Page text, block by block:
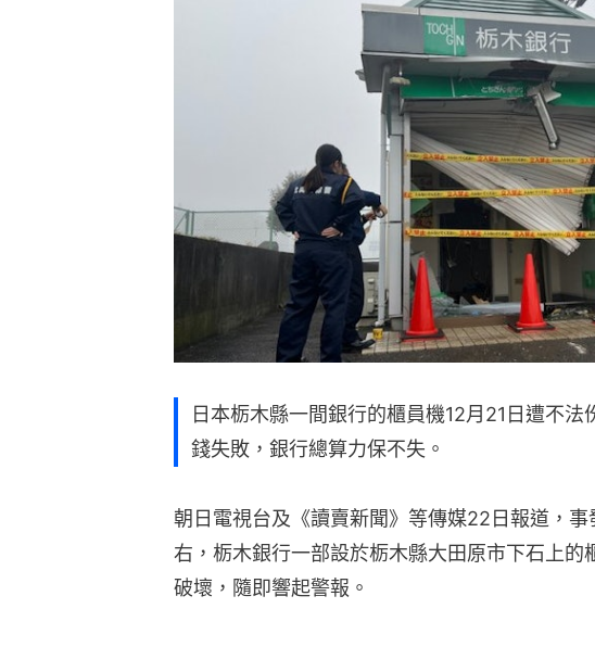
日本栃木縣一間銀行的櫃員機12月21日遭不
錢失敗，銀行總算力保不失。
朝日電視台及《讀賣新聞》等傳媒22日報道，
右，栃木銀行一部設於栃木縣大田原市下石上的
破壞，隨即響起警報。